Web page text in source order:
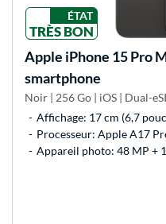
ÉTAT
TRÈS BON
Apple iPhone 15 Pro
smartphone
Noir | 256 Go | iOS | Dual-
Affichage: 17 cm (6,7
Processeur: Apple A17
Appareil photo: 48 MP +